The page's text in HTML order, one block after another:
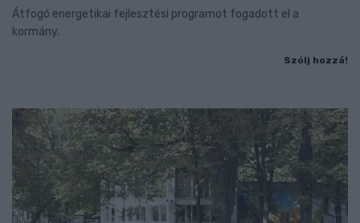
Átfogó energetikai fejlesztési programot fogadott el a
kormány.
Szólj hozzá!